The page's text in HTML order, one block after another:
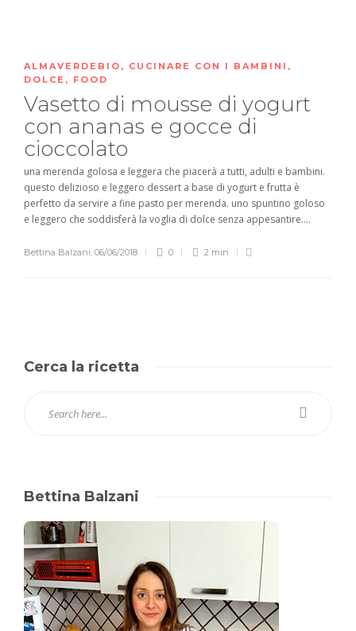
ALMAVERDEBIO , CUCINARE CON I BAMBINI ,
DOLCE , FOOD
Vasetto di mousse di yogurt
con ananas e gocce di
cioccolato
una merenda golosa e leggera che piacerà a tutti, adulti e bambini.
questo delizioso e leggero dessert a base di yogurt e frutta è
perfetto da servire a fine pasto per merenda. uno spuntino goloso
e leggero che soddisferà la voglia di dolce senza appesantire....
Bettina Balzani, 06/06/2018 0 2 min
Cerca la ricetta
Bettina Balzani